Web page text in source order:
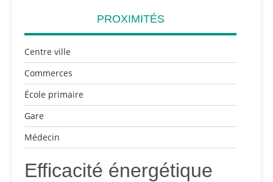
PROXIMITÉS
Centre ville
Commerces
École primaire
Gare
Médecin
Efficacité énergétique